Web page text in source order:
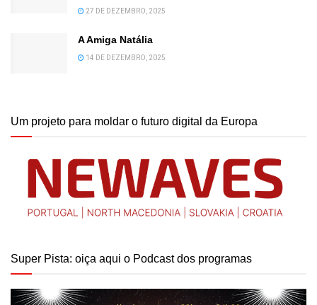
27 DE DEZEMBRO, 2025
A Amiga Natália
14 DE DEZEMBRO, 2025
Um projeto para moldar o futuro digital da Europa
Super Pista: oiça aqui o Podcast dos programas